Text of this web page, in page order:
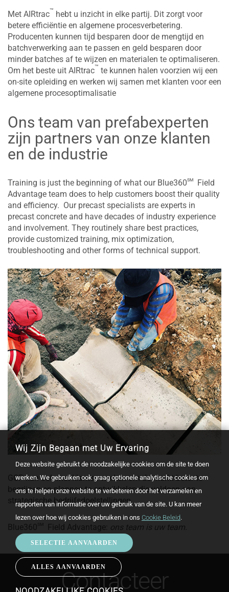
Met AIRtrac™ hebt u inzicht in elke partij. Dit zorgt voor
betere efficiëntie en algemene procesverbetering.
Producenten kunnen tijd besparen door de mengtijd en
batchverwerking aan te passen en geld besparen door
minder batches af te wijzen en materialen te optimaliseren.
Om het beste uit AIRtrac™ te kunnen halen voorzien wij een
on-site opleiding en werken wij samen met klanten voor een
algemene procesoptimalisatie
Ons team van prefabexperten
zijn partners van onze klanten
en de industrie
Training is just the beginning of what our Blue360sm
Field
Advantage team does to help customers boost their quality
and efficiency. Our precast specialists are experts in
precast concrete and have decades of industry experience
and involvement. They routinely share best practices,
provide customized training, mix optimization,
troubleshooting and other forms of technical support.
GCP kan ook met klanten werken om de markt beter te
begrijpen en plannen te ontwikkelen die voldoen aan
strategische bedrijfsdoelstellingen.
Blue360 sm Field Advantage: ons team is uw team.
Contacteer
Wij Zijn Begaan met Uw Ervaring
Deze website gebruikt de noodzakelijke cookies om de site te doen
werken. We gebruiken ook graag optionele analytische cookies om
ons te helpen onze website te verbeteren door het verzamelen en
rapporten van informatie over uw gebruik van de site. U kan meer
lezen over hoe wij cookies gebruiken in ons Cookie Beleid.
SELECTIE AANVAARDEN
ALLES AANVAARDEN
CONSENT